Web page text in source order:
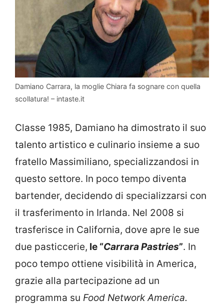
Damiano Carrara, la moglie Chiara fa sognare con quella
scollatura! – intaste.it
Classe 1985, Damiano ha dimostrato il suo
talento artistico e culinario insieme a suo
fratello Massimiliano, specializzandosi in
questo settore. In poco tempo diventa
bartender, decidendo di specializzarsi con
il trasferimento in Irlanda. Nel 2008 si
trasferisce in California, dove apre le sue
due pasticcerie, le “Carrara Pastries”. In
poco tempo ottiene visibilità in America,
grazie alla partecipazione ad un
programma su Food Network America.